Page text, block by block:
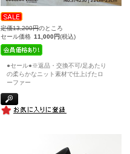
定価13,200円のところ
セール価格 11,000円(税込)
●セール●※返品・交換不可/足あたり
の柔らかなニット素材で仕上げたロ
ーファー